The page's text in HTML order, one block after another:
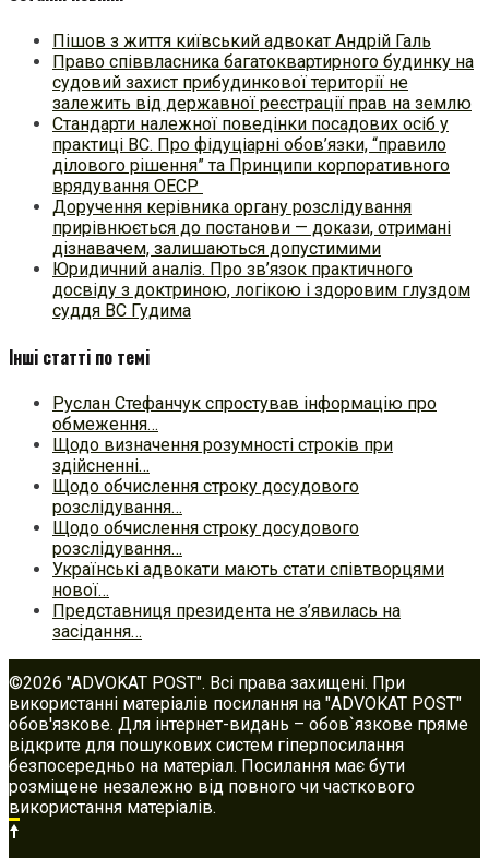
Пішов з життя київський адвокат Андрій Галь
Право співвласника багатоквартирного будинку на
судовий захист прибудинкової території не
залежить від державної реєстрації прав на землю
Стандарти належної поведінки посадових осіб у
практиці ВC. Про фідуціарні обов’язки, “правило
ділового рішення” та Принципи корпоративного
врядування ОЕСР
Доручення керівника органу розслідування
прирівнюється до постанови — докази, отримані
дізнавачем, залишаються допустимими
Юридичний аналіз. Про зв’язок практичного
досвіду з доктриною, логікою і здоровим глуздом
суддя ВС Гудима
Інші статті по темі
Руслан Стефанчук спростував інформацію про
обмеження…
Щодо визначення розумності строків при
здійсненні…
Щодо обчислення строку досудового
розслідування…
Щодо обчислення строку досудового
розслідування…
Українські адвокати мають стати співтворцями
нової…
Представниця президента не з’явилась на
засідання…
©2026 "ADVOKAT POST". Всі права захищені. При
використанні матеріалів посилання на "ADVOKAT POST"
обов'язкове. Для інтернет-видань – обов`язкове пряме
відкрите для пошукових систем гіперпосилання
безпосередньо на матеріал. Посилання має бути
розміщене незалежно від повного чи часткового
використання матеріалів.